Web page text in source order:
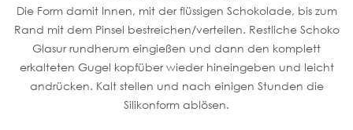
Die Form damit Innen, mit der flüssigen Schokolade, bis zum
Rand mit dem Pinsel bestreichen/verteilen. Restliche Schoko
Glasur rundherum eingießen und dann den komplett
erkalteten Gugel kopfüber wieder hineingeben und leicht
andrücken. Kalt stellen und nach einigen Stunden die
Silikonform ablösen.